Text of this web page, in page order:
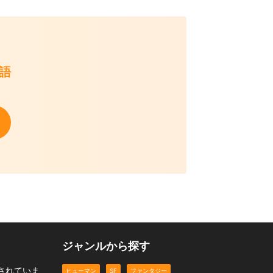
れていま
ジャンルから探す
ヒューマン SF ファンタジー